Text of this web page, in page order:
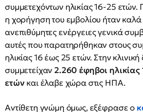
συμμετεχόντων ηλικίας 16-25 ετών.
η χορήγηση του εμβολίου ήταν καλά
ανεπιθύμητες ενέργειες γενικά
αυτές που παρατηρήθηκαν στους
ηλικίας 16 έως 25 ετών. Στην κλινική
συμμετείχαν 2.260 έφηβοι ηλικίας
ετών και έλαβε χώρα στις ΗΠΑ.
Αντίθετη γνώμη όμως, εξέφρασε ο